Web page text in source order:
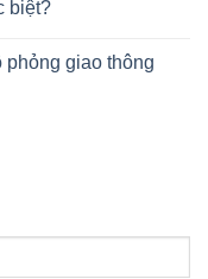
biệt?
phỏng giao thông